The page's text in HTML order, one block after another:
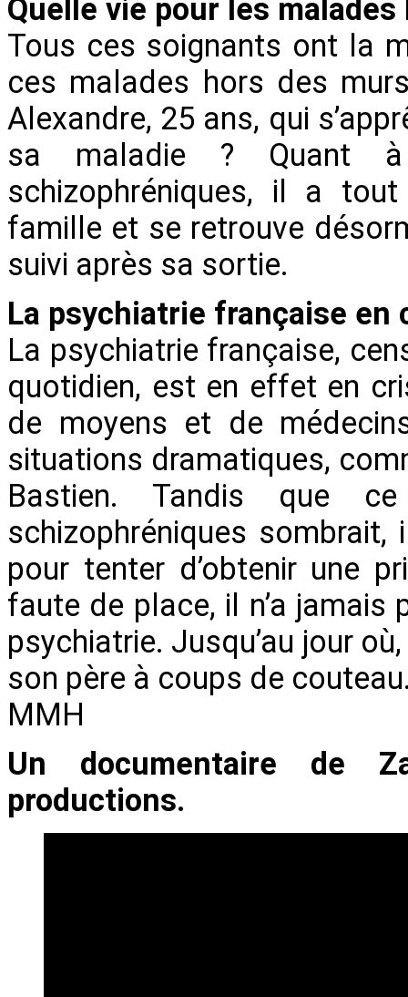
Quelle vie pour les
Tous ces soignants ont la
ces malades hors des
Alexandre, 25 ans, qui
sa maladie ? Quant
schizophréniques, il a tout
famille et se retrouve
suivi après sa sortie.
La psychiatrie française en
La psychiatrie française,
quotidien, est en effet en
de moyens et de
situations dramatiques,
Bastien. Tandis que
schizophréniques
pour tenter d’obtenir une
faute de place, il n’a
psychiatrie. Jusqu’au jour
son père à coups de
MMH
Un documentaire de
productions.